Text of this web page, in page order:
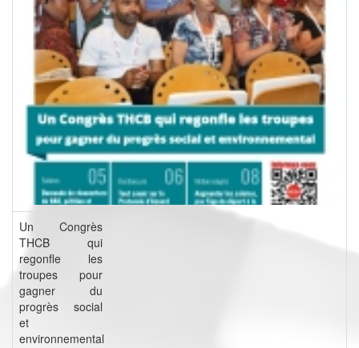
Un Congrès
THCB qui
regonfle les
troupes pour
gagner du
progrès social
et
environnemental